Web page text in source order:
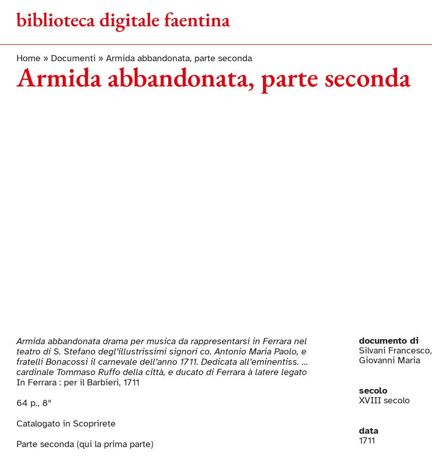
contenuto
Home» Documenti » Armida abbandonata, parte seconda
Armida abbandonata, parte seconda
Armida abbandonata drama per musica da rappresentarsi in Ferrara nel
teatro di S. Stefano degl’illustrissimi signori co. Antonio Maria Paolo, e
fratelli Bonacossi il carnevale dell’anno 1711. Dedicata all’eminentiss. …
cardinale Tommaso Ruffo della città, e ducato di Ferrara à latere legato
In Ferrara : per il Barbieri, 1711
64 p., 8º
Catalogato in Scoprirete
Parte seconda (qui la prima parte)
documento di
Silvani Francesco,
Giovanni Maria
secolo
XVIII secolo
data
1711